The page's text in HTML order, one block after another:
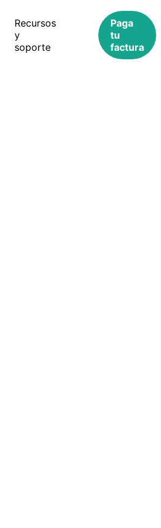
Recursos
y
soporte
Paga
tu
factura